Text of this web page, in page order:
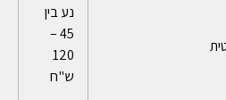
נע בין
45 –
120
ש"ח